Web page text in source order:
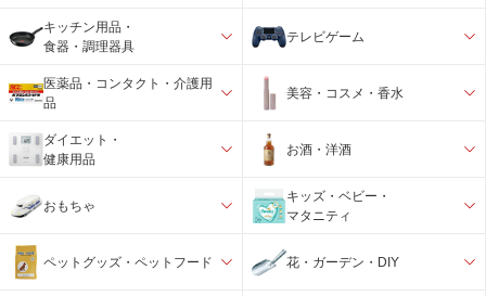
キッチン用品・
食器・調理器具
テレビゲーム
医薬品・コンタクト・介護用
品
美容・コスメ・香水
ダイエット・
健康用品
お酒・洋酒
おもちゃ
キッズ・ベビー・
マタニティ
ペットグッズ・ペットフード 花・ガーデン・DIY